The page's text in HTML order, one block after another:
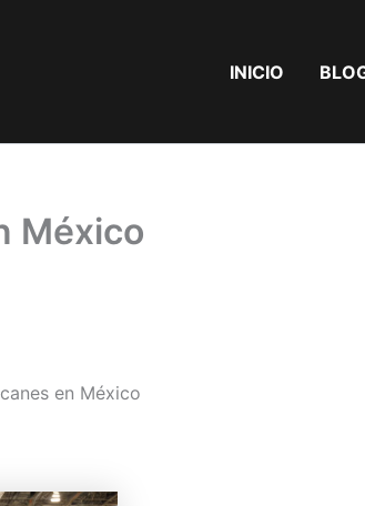
INICIO
México
en México